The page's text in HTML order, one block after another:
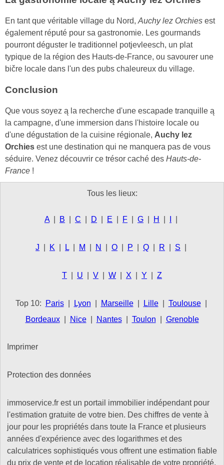
En tant que véritable village du Nord, Auchy lez Orchies est
également réputé pour sa gastronomie. Les gourmands
pourront déguster le traditionnel potjevleesch, un plat
typique de la région des Hauts-de-France, ou savourer une
bičre locale dans l'un des pubs chaleureux du village.
Conclusion
Que vous soyez ą la recherche d'une escapade tranquille ą
la campagne, d'une immersion dans l'histoire locale ou
d'une dégustation de la cuisine régionale, Auchy lez
Orchies est une destination qui ne manquera pas de vous
séduire. Venez découvrir ce trésor caché des Hauts-de-
France !
Tous les lieux:
A B C D E F G H
J K L M N O P Q R S
T U V W X Y Z
Top 10: Paris| Lyon Marseille| Lille| Toulouse|
Bordeaux| Nice| Nantes| Toulon Grenoble
Imprimer
Protection des données
immoservice.fr est un portail immobilier indépendant pour
l'estimation gratuite de votre bien. Des chiffres de vente à
jour pour les propriétés dans toute la France et plusieurs
années d'expérience avec des logarithmes et des
calculatrices sophistiqués vous offrent une estimation fiable
du prix de vente et de location réalisable de votre propriété.